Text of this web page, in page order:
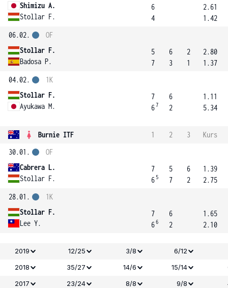
Shimizu A.
Stollar F.
6
4
2.61
1.42
06.02.
Stollar F.
Badosa P.
OF
5
7
6
3
2
1
2.80
1.37
04.02.
Stollar F.
Ayukawa M.
1K
7
67
6
2
1.11
5.34
Burnie ITF 1 2 3
Kurs
30.01.
Cabrera L.
Stollar F.
OF
7
6 5
5
7
6
2
1.39
2.75
28.01.
Stollar F.
Lee Y.
1K
7
66
6
2
1.65
2.10
2019 12/25 3/8
6/12
2018
35/27 14/6 15/14
2017
23/24 8/8 9/8